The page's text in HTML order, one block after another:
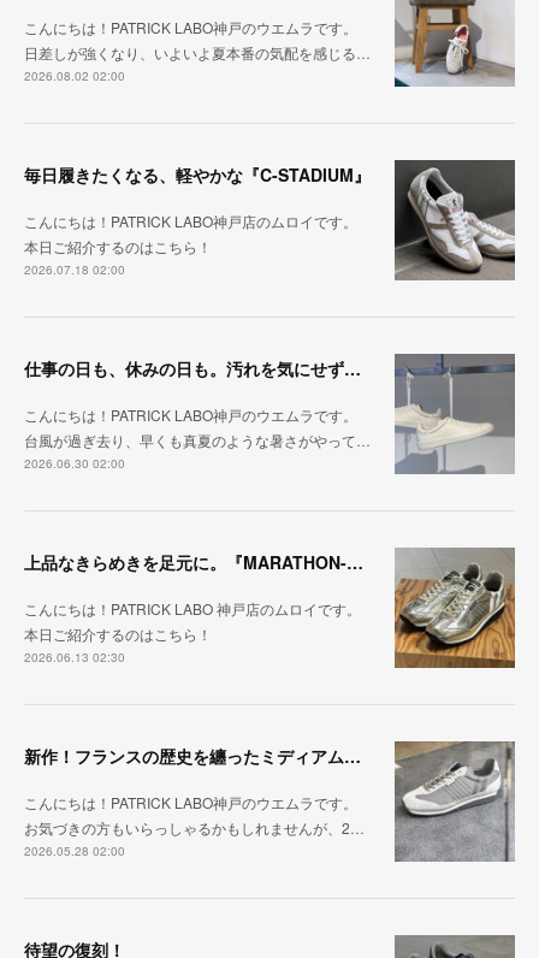
こんにちは！PATRICK LABO神戸のウエムラです。
日差しが強くなり、いよいよ夏本番の気配を感じる…
2026.08.02 02:00
毎日履きたくなる、軽やかな『C-STADIUM』
こんにちは！PATRICK LABO神戸店のムロイです。
本日ご紹介するのはこちら！
2026.07.18 02:00
仕事の日も、休みの日も。汚れを気にせず毎日履ける『PUNCH-WP_WHT』
こんにちは！PATRICK LABO神戸のウエムラです。
台風が過ぎ去り、早くも真夏のような暑さがやって…
2026.06.30 02:00
上品なきらめきを足元に。『MARATHON-HAKU』
こんにちは！PATRICK LABO 神戸店のムロイです。
本日ご紹介するのはこちら！
2026.06.13 02:30
新作！フランスの歴史を纏ったミディアムグレー「MARATHON_CASTLE」
こんにちは！PATRICK LABO神戸のウエムラです。
お気づきの方もいらっしゃるかもしれませんが、2…
2026.05.28 02:00
待望の復刻！